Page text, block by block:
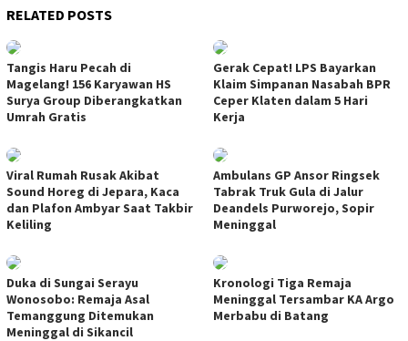
RELATED POSTS
Tangis Haru Pecah di
Magelang! 156 Karyawan HS
Surya Group Diberangkatkan
Umrah Gratis
Gerak Cepat! LPS Bayarkan
Klaim Simpanan Nasabah BPR
Ceper Klaten dalam 5 Hari
Kerja
Viral Rumah Rusak Akibat
Sound Horeg di Jepara, Kaca
dan Plafon Ambyar Saat Takbir
Keliling
Ambulans GP Ansor Ringsek
Tabrak Truk Gula di Jalur
Deandels Purworejo, Sopir
Meninggal
Duka di Sungai Serayu
Wonosobo: Remaja Asal
Temanggung Ditemukan
Meninggal di Sikancil
Kronologi Tiga Remaja
Meninggal Tersambar KA Argo
Merbabu di Batang